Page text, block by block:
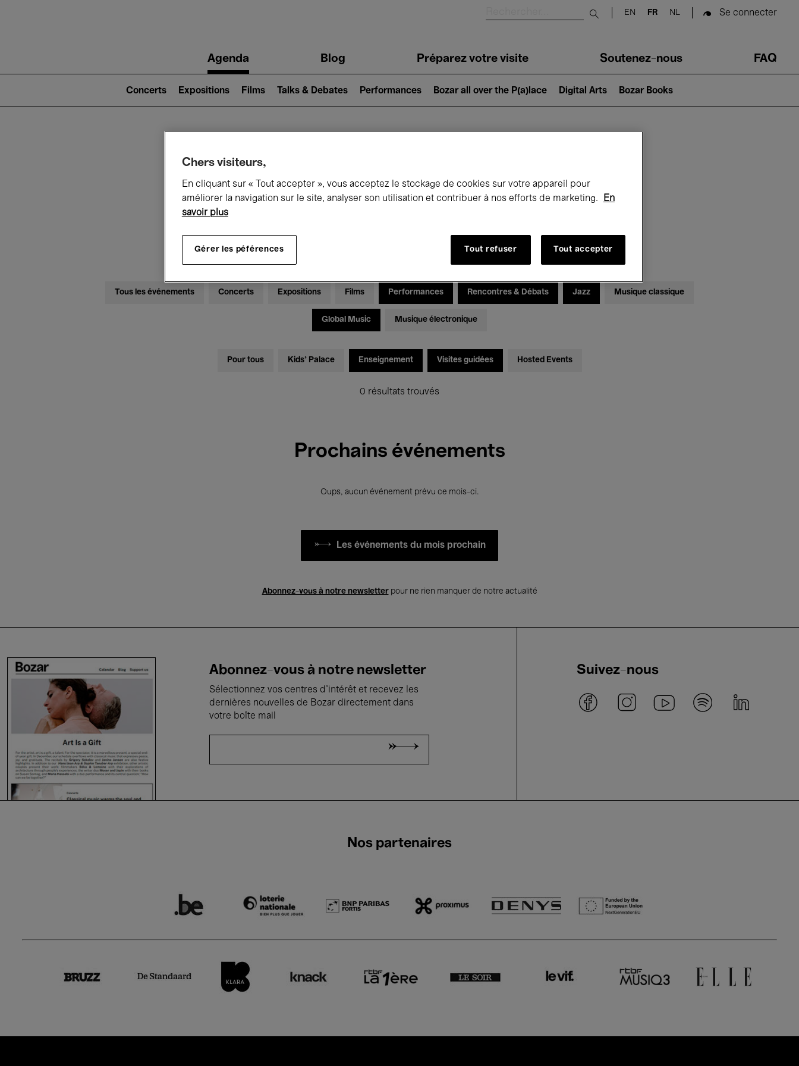
Submit search
EN FR NL Se connecter
navigationAgenda Blog Préparez votre visite Soutenez-nous FAQ
2)
Concerts Expositions Films Talks & Debates Performances Bozar all over the P(a)lace Digital Arts Bozar Books
Ce qui se passe à Bozar
Tous les événements Concerts Expositions Films Performances Rencontres & Débats Jazz Musique classique
Global Music Musique électronique
Pour tous Kids’ Palace Enseignement Visites guidées Hosted Events
0 résultats trouvés
Prochains événements
Oups, aucun événement prévu ce mois-ci.
Les événements du mois prochain
Abonnez-vous à notre newsletterpour ne rien manquer de notre actualité
Abonnez-vous à notre newsletter
Sélectionnez vos centres d'intérêt et recevez les
dernières nouvelles de Bozar directement dans
votre boîte mail
Suivez-nous
Nos partenaires
Chers visiteurs,
En cliquant sur « Tout accepter », vous acceptez le stockage de cookies sur votre appareil pour
améliorer la navigation sur le site, analyser son utilisation et contribuer à nos efforts de marketing.
En
savoir plus
Gérer les péférences Tout refuser Tout accepter